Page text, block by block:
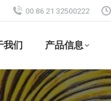
00 86 21 32500222
我们 产品信息